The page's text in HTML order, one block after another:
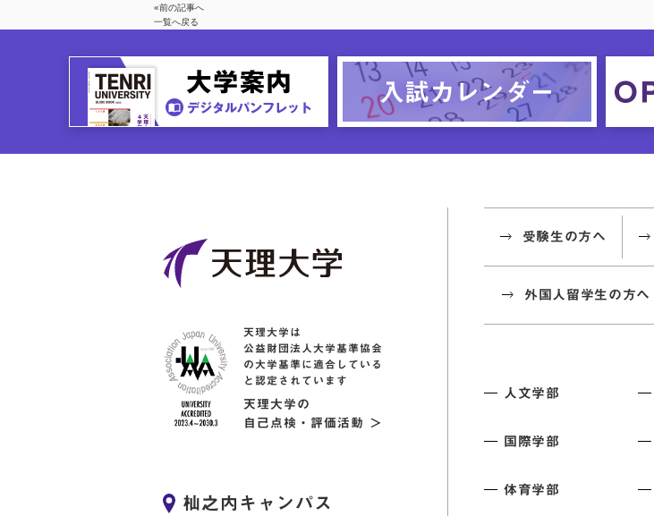
«前の記事へ
一覧へ戻る
天理大学は
公益財団法人大学基準協会
の大学基準に適合している
と認定されています
天理大学の
自己点検・評価活動 ＞
杣之内キャンパス
受験生の方へ
外国人留学生の方へ
人文学部
国際学部
体育学部